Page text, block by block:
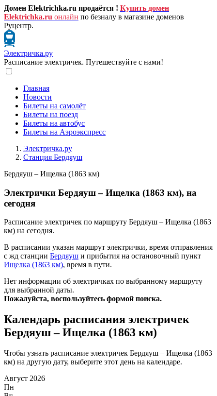
Домен Elektrichka.ru продаётся ! Купить домен
Elektrichka.ru онлайн по безналу в магазине доменов
Руцентр.
Электричка.ру
Расписание электричек. Путешествуйте с нами!
Главная
Новости
Билеты на самолёт
Билеты на поезд
Билеты на автобус
Билеты на Аэроэкспресс
Электричка.ру
Станция Бердяуш
Бердяуш – Ищелка (1863 км)
Электрички Бердяуш – Ищелка (1863 км), на
сегодня
Расписание электричек по маршруту Бердяуш – Ищелка (1863
км) на сегодня.
В расписании указан маршрут электрички, время отправления
с жд станции Бердяуш и прибытия на остановочный пункт
Ищелка (1863 км), время в пути.
Нет информации об электричках по выбранному маршруту
для выбранной даты.
Пожалуйста, воспользуйтесь формой поиска.
Календарь расписания электричек
Бердяуш – Ищелка (1863 км)
Чтобы узнать расписание электричек Бердяуш – Ищелка (1863
км) на другую дату, выберите этот день на календаре.
Август 2026
Пн